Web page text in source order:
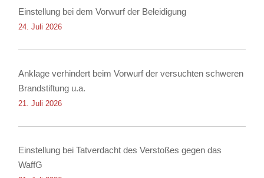
Einstellung bei dem Vorwurf der Beleidigung
24. Juli 2026
Anklage verhindert beim Vorwurf der versuchten schweren
Brandstiftung u.a.
21. Juli 2026
Einstellung bei Tatverdacht des Verstoßes gegen das
WaffG